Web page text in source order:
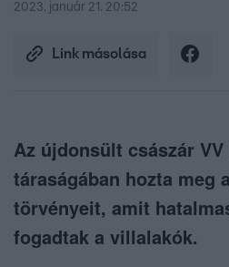
2023. január 21. 20:52
Link másolása
Az újdonsült császár
táraságában hozta meg
törvényeit, amit
fogadtak a villalakók.